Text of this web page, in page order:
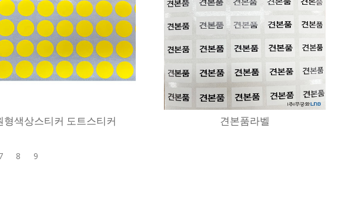
형색상스티커 도트스티커 견본품라벨
8 9